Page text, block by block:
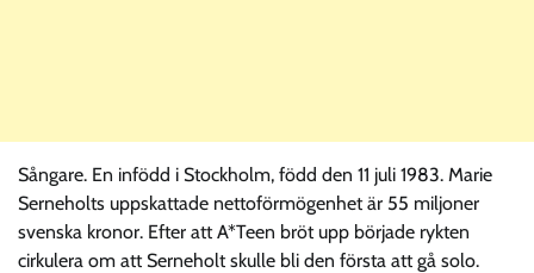
Sångare. En infödd i Stockholm, född den 11 juli 1983. Marie
Serneholts uppskattade nettoförmögenhet är 55 miljoner
svenska kronor. Efter att A*Teen bröt upp började rykten
cirkulera om att Serneholt skulle bli den första att gå solo.